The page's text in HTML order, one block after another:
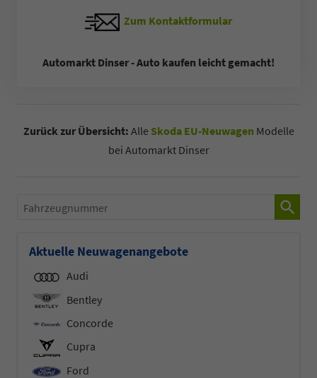
Zum Kontaktformular
Automarkt Dinser - Auto kaufen leicht gemacht!
Zurück zur Übersicht: Alle Skoda EU-Neuwagen Modelle
bei Automarkt Dinser
Fahrzeugnummer
Aktuelle Neuwagenangebote
Audi
Bentley
Concorde
Cupra
Ford